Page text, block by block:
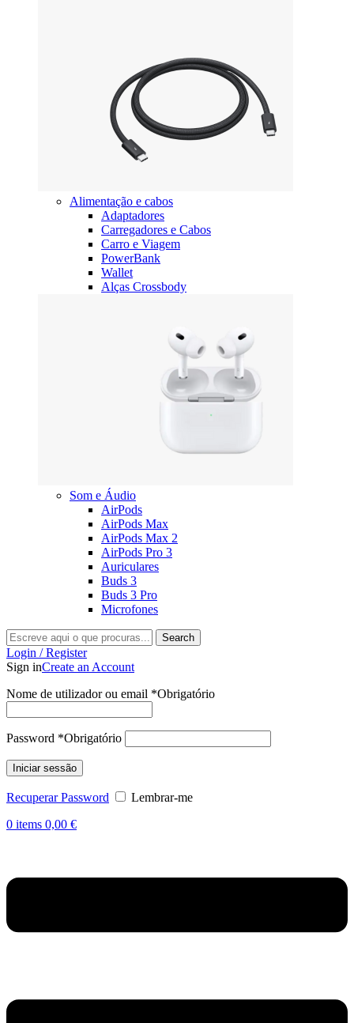
Alimentação e cabos
Adaptadores
Carregadores e Cabos
Carro e Viagem
PowerBank
Wallet
Alças Crossbody
Som e Áudio
AirPods
AirPods Max
AirPods Max 2
AirPods Pro 3
Auriculares
Buds 3
Buds 3 Pro
Microfones
Search
Login / Register
Sign inCreate an Account
Nome de utilizador ou email *Obrigatório
Password *Obrigatório
Iniciar sessão
Recuperar Password
Lembrar-me
0 items 0,00 €